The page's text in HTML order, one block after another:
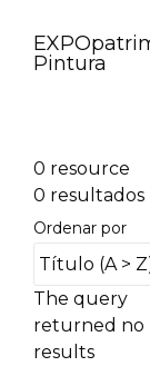
Pintura
0 resource
0 resultados
Ordenar por
The query
returned no
results